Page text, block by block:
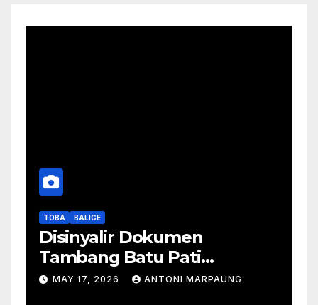
TOBA BALIGE
Disinyalir Dokumen
Tambang Batu Pati
Simanjuntak Palsu – Jerry
MAY 17, 2026 ANTONI MARPAUNG